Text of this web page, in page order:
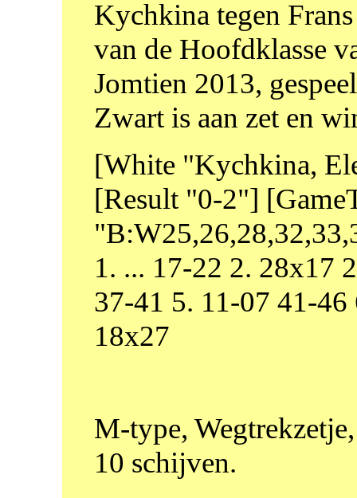
Kychkina tegen
van de Hoofdklasse
Jomtien 2013,
Zwart is aan zet en
[White "Kychkina,
[Result "0-2"]
1. ... 17-22 2. 28x17
37-41 5. 11-07 41-
18x27
M-type,
10 schijven.